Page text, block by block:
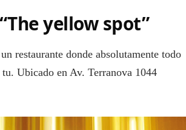
yellow spot”
restaurante donde absolutamente todo
Ubicado en Av. Terranova 1044